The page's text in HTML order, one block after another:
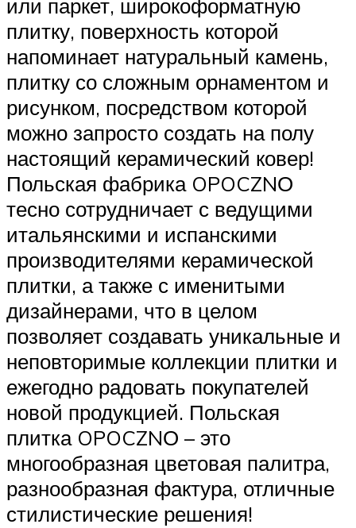
или паркет, широкоформатную
плитку, поверхность которой
напоминает натуральный камень,
плитку со сложным орнаментом и
рисунком, посредством которой
можно запросто создать на полу
настоящий керамический ковер!
Польская фабрика OPOCZNО
тесно сотрудничает с ведущими
итальянскими и испанскими
производителями керамической
плитки, а также с именитыми
дизайнерами, что в целом
позволяет создавать уникальные и
неповторимые коллекции плитки и
ежегодно радовать покупателей
новой продукцией. Польская
плитка OPOCZNО – это
многообразная цветовая палитра,
разнообразная фактура, отличные
стилистические решения!